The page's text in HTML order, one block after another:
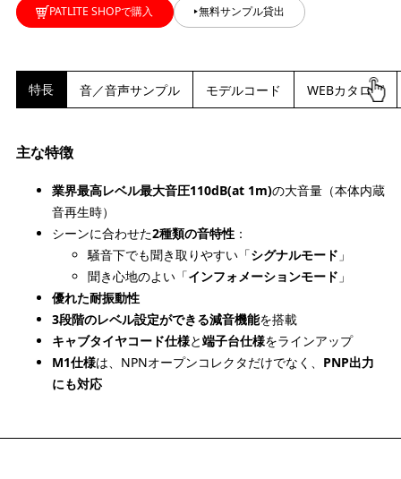
PATLITE SHOPで購入 無料サンプル貸出
特長 音／音声サンプル モデルコード WEBカタログ
主な特徴
業界最高レベル最大音圧110dB(at 1m)の大音量（本体内蔵
音再生時）
シーンに合わせた2種類の音特性：
騒音下でも聞き取りやすい「シグナルモード 」
聞き心地のよい「インフォメーションモード 」
優れた耐振動性
3段階のレベル設定ができる減音機能を搭載
キャブタイヤコード仕様と端子台仕様をラインアップ
M1仕様は、NPNオープンコレクタだけでなく、 PNP出力
にも対応